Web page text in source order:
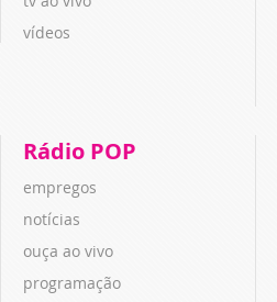
vídeos
Rádio POP
empregos
notícias
ouça ao vivo
programação